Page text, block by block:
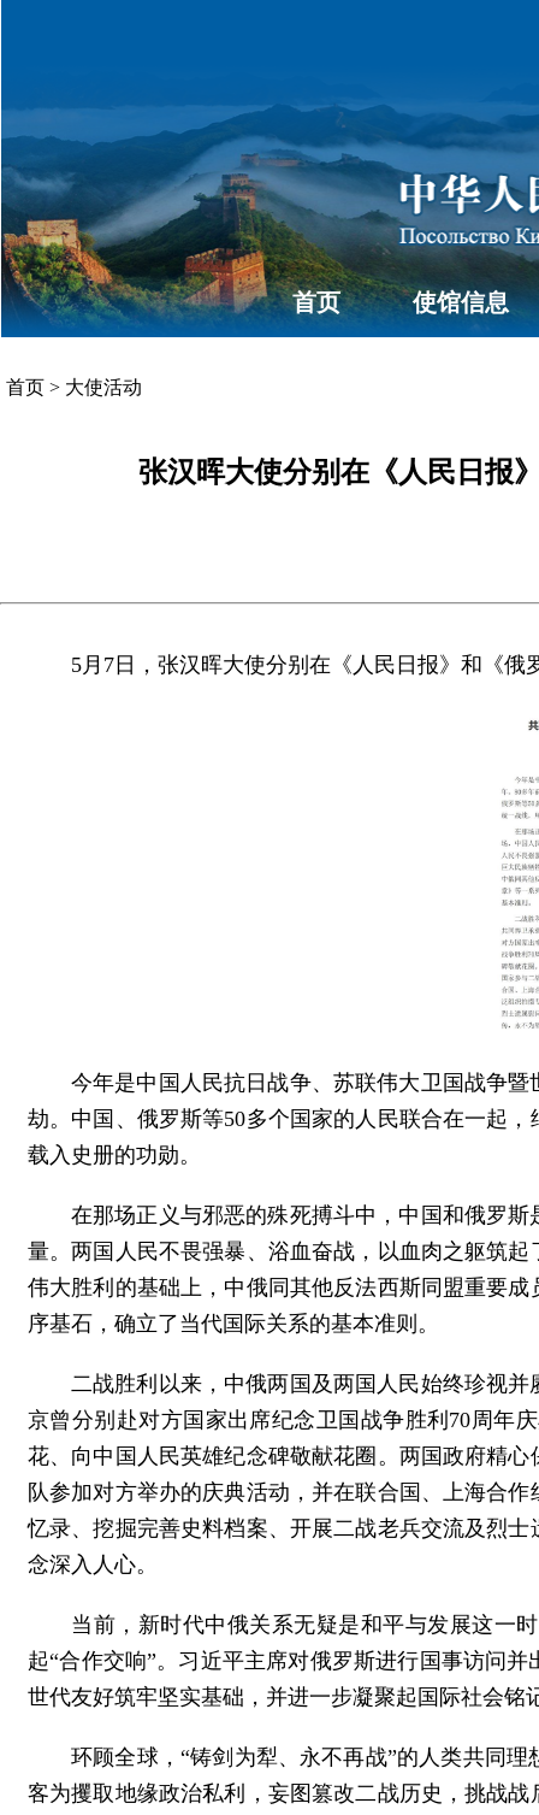
首页 使馆信息
首页 > 大使活动
张汉晖大使分别在《人民日报
5月7日，张汉晖大使分别在《人民日报》和《
今年是中国人民抗日战争、苏联伟大卫国战争
劫。中国、俄罗斯等50多个国家的人民联合在一起
载入史册的功勋。
在那场正义与邪恶的殊死搏斗中，中国和俄罗
量。两国人民不畏强暴、浴血奋战，以血肉之躯筑
伟大胜利的基础上，中俄同其他反法西斯同盟重要
序基石，确立了当代国际关系的基本准则。
二战胜利以来，中俄两国及两国人民始终珍视
京曾分别赴对方国家出席纪念卫国战争胜利70周年
花、向中国人民英雄纪念碑敬献花圈。两国政府精
队参加对方举办的庆典活动，并在联合国、上海合
忆录、挖掘完善史料档案、开展二战老兵交流及烈
念深入人心。
当前，新时代中俄关系无疑是和平与发展这一
起“合作交响”。习近平主席对俄罗斯进行国事访问
世代友好筑牢坚实基础，并进一步凝聚起国际社会
环顾全球，“铸剑为犁、永不再战”的人类共同
客为攫取地缘政治私利，妄图篡改二战历史，挑战